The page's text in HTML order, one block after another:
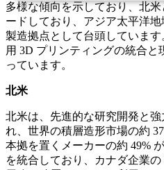
多様な傾向を示しており、北
ードしており、アジア太平洋
製造拠点として台頭していま
用 3D プリンティングの統合と
っています。
北米
北米は、先進的な研究開発と
れ、世界の積層造形市場の約
本拠を置くメーカーの約 49%
を統合しており、カナダ企業